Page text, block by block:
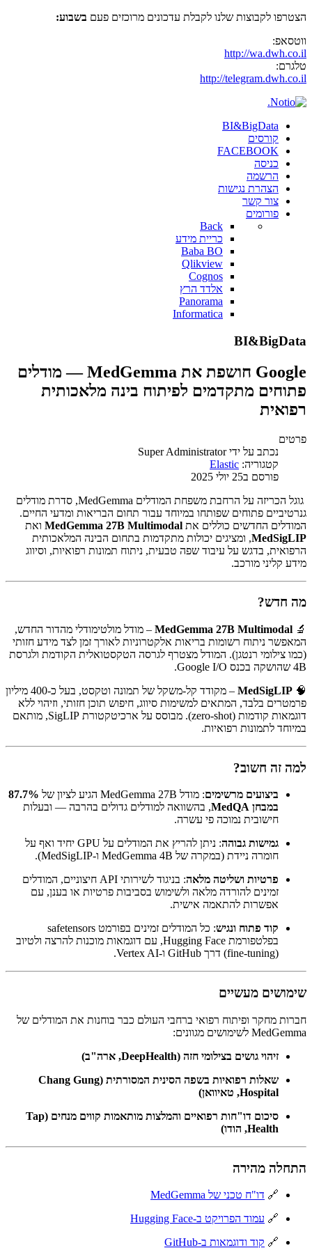
הצטרפו לקבוצות שלנו לקבלת עדכונים מרוכזים פעם בשבוע:
ווטסאפ:
http://wa.dwh.co.il
טלגרם:
http://telegram.dwh.co.il
BI&BigData
קורסים
FACEBOOK
כניסה
הרשמה
הצהרת נגישות
צור קשר
פורומים
Back
כריית מידע
Baba BO
Qlikview
Cognos
אלדד הרץ
Panorama
Informatica
BI&BigData
Google חושפת את MedGemma — מודלים
פתוחים מתקדמים לפיתוח בינה מלאכותית
רפואית
פרטים
נכתב על ידיSuper Administrator
קטגוריה: Elastic
פורסם ב25 יולי 2025
גוגל הכריזה על הרחבת משפחת המודלים MedGemma, סדרת מודלים
גנרטיביים פתוחים שפותחו במיוחד עבור תחום הבריאות ומדעי החיים.
המודלים החדשים כוללים את MedGemma 27B Multimodal ואת
MedSigLIP, ומציגים יכולות מתקדמות בתחום הבינה המלאכותית
הרפואית, בדגש על עיבוד שפה טבעית, ניתוח תמונות רפואיות, וסיווג
מידע קליני מורכב.
מה חדש?
🔬
MedGemma 27B Multimodal – מודל מולטימודלי מהדור החדש,
המאפשר ניתוח רשומות בריאות אלקטרוניות לאורך זמן לצד מידע חזותי
(כמו צילומי רנטגן). המודל מצטרף לגרסה הטקסטואלית הקודמת ולגרסת
4B שהושקה בכנס Google I/O.
🧠
MedSigLIP
– מקודד קל-משקל של תמונה וטקסט, בעל כ-400 מיליון
פרמטרים בלבד, המתאים למשימות סיווג, חיפוש תוכן חזותי, וזיהוי ללא
דוגמאות קודמות (zero-shot). מבוסס על ארכיטקטורת SigLIP, מותאם
במיוחד לתמונות רפואיות.
למה זה חשוב?
ביצועים מרשימים: מודל MedGemma 27B הגיע לציון של
87.7%
במבחן MedQA
, בהשוואה למודלים גדולים בהרבה — ובעלות
חישובית נמוכה פי עשרה.
גמישות גבוהה
: ניתן להריץ את המודלים על GPU יחיד ואף על
חומרה ניידת (במקרה של MedGemma 4B ו-MedSigLIP).
פרטיות ושליטה מלאה
: בניגוד לשירותי API חיצוניים, המודלים
זמינים להורדה מלאה ולשימוש בסביבות פרטיות או בענן, עם
אפשרות להתאמה אישית.
קוד פתוח ונגיש
: כל המודלים זמינים בפורמט safetensors
בפלטפורמת Hugging Face, עם דוגמאות מוכנות להרצה ולטיוב
(fine-tuning) דרך GitHub ו-Vertex AI.
שימושים מעשיים
חברות מחקר ופיתוח רפואי ברחבי העולם כבר בוחנות את המודלים של
MedGemma לשימושים מגוונים:
זיהוי גושים בצילומי חזה (DeepHealth, ארה"ב)
שאלות רפואיות בשפה הסינית המסורתית (Chang Gung
Hospital, טאיוואן)
סיכום דו"חות רפואיים והמלצות מותאמות קווים מנחים (Tap
Health, הודו)
התחלה מהירה
🔗 דו"ח טכני של MedGemma
🔗 עמוד הפרויקט ב-Hugging Face
🔗 קוד ודוגמאות ב-GitHub